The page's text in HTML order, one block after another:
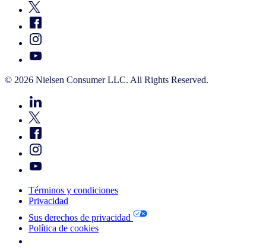
© 2026 Nielsen Consumer LLC. All Rights Reserved.
Términos y condiciones
Privacidad
Sus derechos de privacidad
Política de cookies